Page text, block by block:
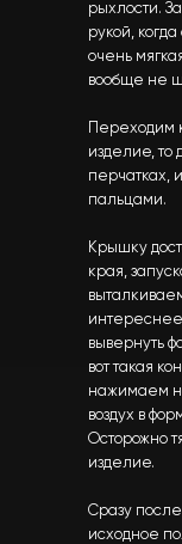
рыхлости.
рукой,
очень
вообще не
Переходим
изделие, то
перчатках,
пальцами.
Крышку
края,
вывернуть
вот такая
нажимаем на
воздух в
Осторожно
изделие.
Сразу
исходное